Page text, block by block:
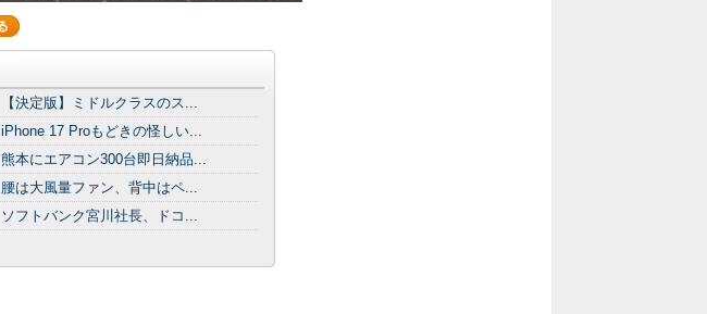
【決定版】ミドルクラスのス...
iPhone 17 Proもどきの怪しい...
熊本にエアコン300台即日納品...
腰は大風量ファン、背中はペ...
ソフトバンク宮川社長、ドコ...